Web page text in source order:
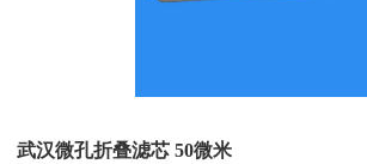
武汉微孔折叠滤芯 50微米